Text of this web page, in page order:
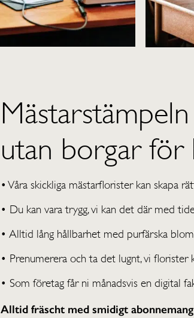
utan borgar för
• Våra skickliga mästarflorister kan skapa
• Du kan vara trygg, vi kan det där med
• Alltid lång hållbarhet med purfärska
• Prenumerera och ta det lugnt, vi
• Som företag får ni månadsvis en digital
Alltid fräscht med smidigt abonnemang